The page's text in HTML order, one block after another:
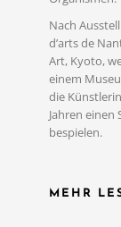
Nach
d’arts de
Art, Kyoto,
einem
die
Jahren
bespielen.
MEHR
MEHR